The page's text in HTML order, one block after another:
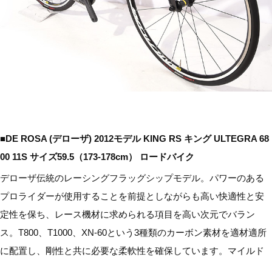
■DE ROSA (デローザ) 2012モデル KING RS キング ULTEGRA 68
00 11S サイズ59.5（173-178cm） ロードバイク
デローザ伝統のレーシングフラッグシップモデル。パワーのある
プロライダーが使用することを前提としながらも高い快適性と安
定性を保ち、レース機材に求められる項目を高い次元でバラン
ス。T800、T1000、XN-60という3種類のカーボン素材を適材適所
に配置し、剛性と共に必要な柔軟性を確保しています。マイルド